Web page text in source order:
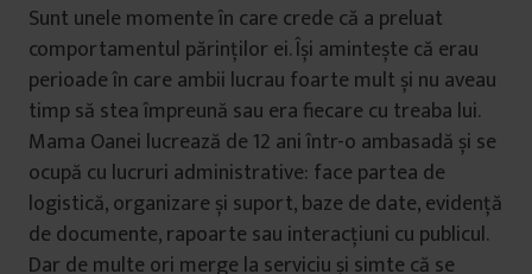
Sunt unele momente în care crede că a preluat
comportamentul părinților ei. Își amintește că erau
perioade în care ambii lucrau foarte mult și nu aveau
timp să stea împreună sau era fiecare cu treaba lui.
Mama Oanei lucrează de 12 ani într-o ambasadă și se
ocupă cu lucruri administrative: face partea de
logistică, organizare și suport, baze de date, evidență
de documente, rapoarte sau interacțiuni cu publicul.
Dar de multe ori merge la serviciu și simte că se